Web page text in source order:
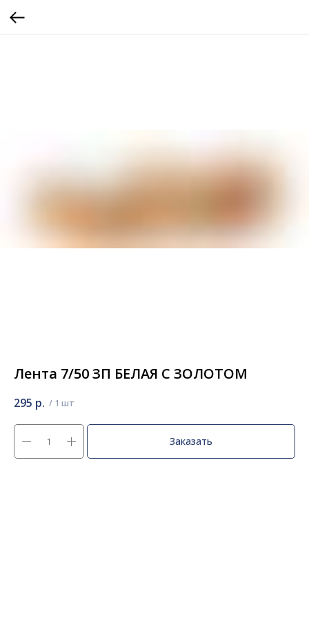
Лента 7/50 ЗП БЕЛАЯ С ЗОЛОТОМ
295 р.
Заказать